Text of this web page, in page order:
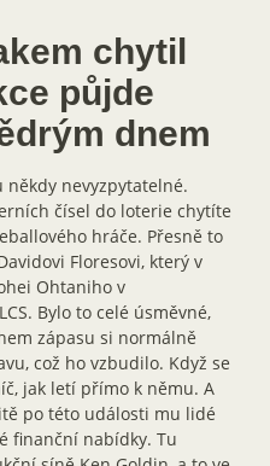
chytil
půjde
dnem
někdy nevyzpytatelné.
čísel do loterie chytíte
hráče. Přesně to
Floresovi, který v
Ohtaniho v
Bylo to celé úsměvné,
zápasu si normálně
což ho vzbudilo. Když se
jak letí přímo k němu. A
po této události mu lidé
finanční nabídky. Tu